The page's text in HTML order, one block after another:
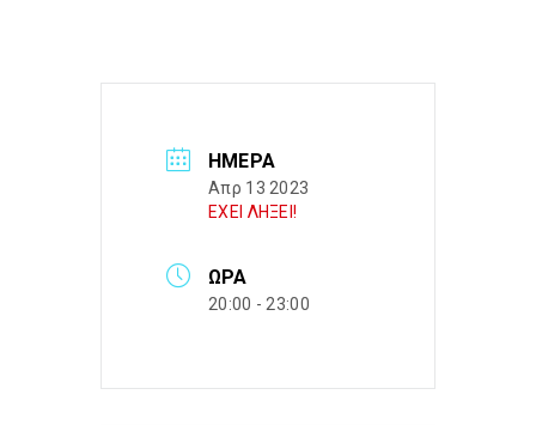
ΗΜΈΡΑ
Απρ 13 2023
ΕΧΕΙ ΛΗΞΕΙ!
ΏΡΑ
20:00 - 23:00